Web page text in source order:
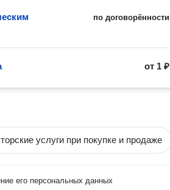
по договорённости
от 1 ₽
услуги при покупке и продаже
его персональных данных